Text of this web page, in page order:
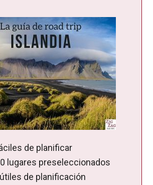
de planificar
lugares preseleccionados
de planificación